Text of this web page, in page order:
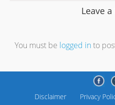
Leave a
You must be logged into
Disclaimer Privacy